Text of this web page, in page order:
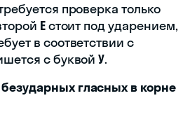
проверка только
Естоит под ударением,
в соответствии с
с буквойУ.
гласных в корне